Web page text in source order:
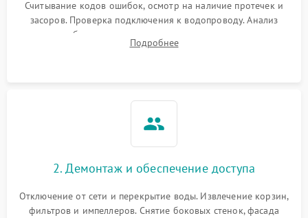
Считывание кодов ошибок, осмотр на наличие протечек и
засоров. Проверка подключения к водопроводу. Анализ
жалоб на отсутствие слива, нагрева, вращения
разбрызгивателей или срабатывание системы защиты
Подробнее
2. Демонтаж и обеспечение доступа
Отключение от сети и перекрытие воды. Извлечение корзин,
фильтров и импеллеров. Снятие боковых стенок, фасада